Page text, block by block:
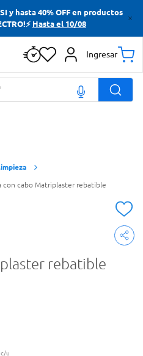
y hasta 40% OFF en productos
Hasta el 10/08
Ingresar
con cabo Matriplaster rebatible
rebatible
u